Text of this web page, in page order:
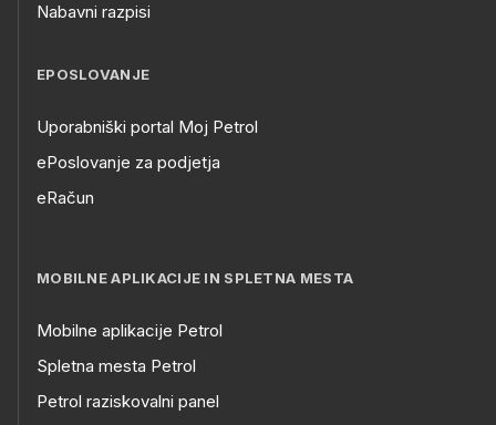
Nabavni razpisi
EPOSLOVANJE
Uporabniški portal Moj Petrol
ePoslovanje za podjetja
eRačun
MOBILNE APLIKACIJE IN SPLETNA MESTA
Mobilne aplikacije Petrol
Spletna mesta Petrol
Petrol raziskovalni panel